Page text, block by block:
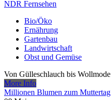
NDR Fernsehen
Bio/Öko
Ernährung
Gartenbau
Landwirtschaft
Obst und Gemüse
Von Gülleschlauch bis Wollmode
More Info
Millionen Blumen zum Muttertag